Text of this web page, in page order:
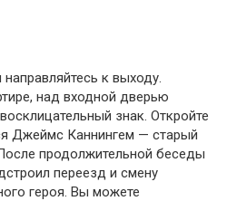
к выходу.
над входной дверью
знак. Откройте
Джеймс Каннингем — старый
продолжительной беседы
переезд и смену
героя. Вы можете